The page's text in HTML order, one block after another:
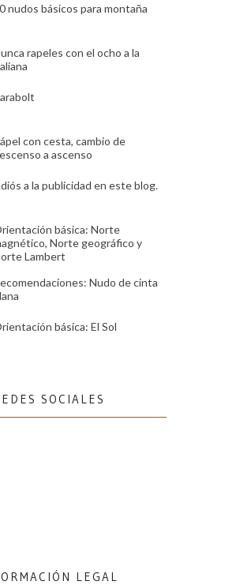
nudos básicos para montaña
rapeles con el ocho a la
con cesta, cambio de
a ascenso
a la publicidad en este blog.
básica: Norte
Norte geográfico y
Lambert
Nudo de cinta
básica: El Sol
SOCIALES
LEGAL